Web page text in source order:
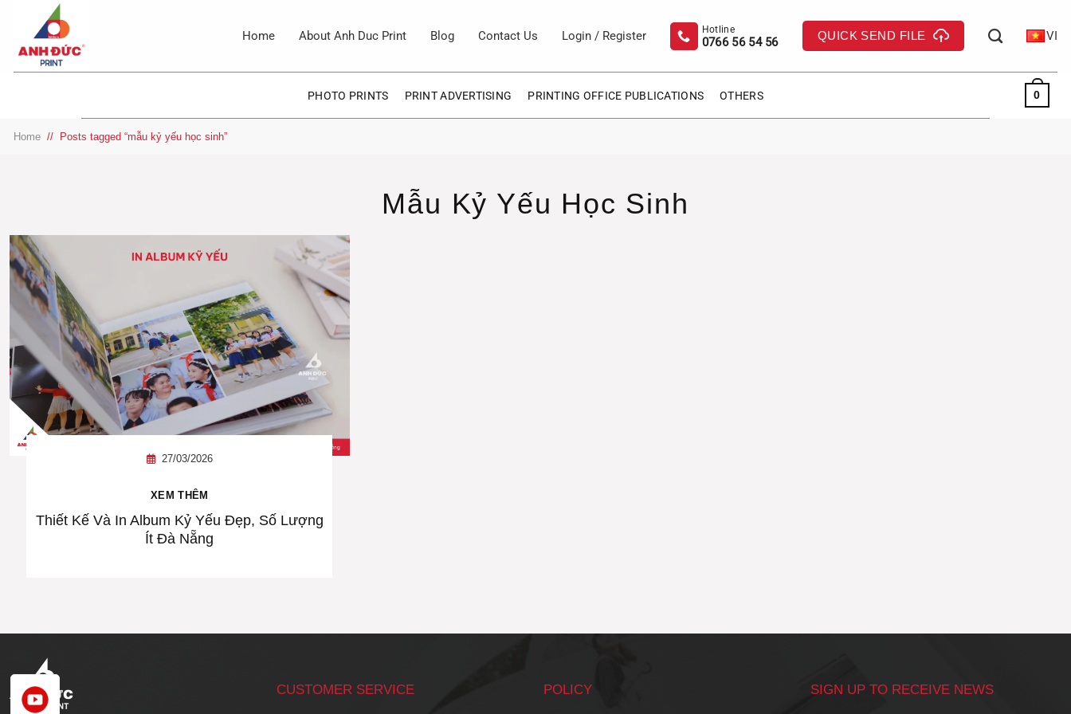
content
Home About Anh Duc Print Blog Contact Us Login / Register 0766 56 54 56 QUICK SEND FILE VI
PHOTO PRINTS PRINT ADVERTISING PRINTING OFFICE PUBLICATIONS OTHERS 0
Home / Posts tagged “mẫu kỷ yếu học sinh”
Mẫu Kỷ Yếu Học Sinh
Thiết Kế Và In Album Kỷ Yếu Đẹp, Số Lượng
Ít Đà Nẵng
27/03/2026
XEM THÊM
CUSTOMER SERVICE POLICY SIGN UP TO RECEIVE NEWS